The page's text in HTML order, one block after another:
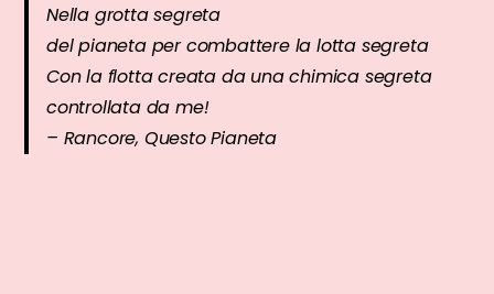
Nella grotta segreta
del pianeta per combattere la lotta segreta
Con la flotta creata da una chimica segreta
controllata da me!
– Rancore, Questo Pianeta